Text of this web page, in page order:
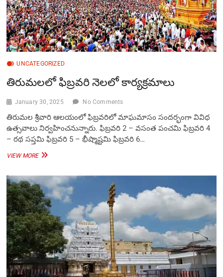
UNCATEGORIZED
తిరుమలలో ఫిబ్రవరి నెలలో కార్యక్రమాలు
January 30, 2025 No Comments
తిరుమల శ్రీవారి ఆలయంలో ఫిబ్రవరిలో మాఘమాసం సందర్భంగా వివిధ
ఉత్సవాలు నిర్వహించనున్నారు. ఫిబ్రవరి 2 – వసంత పంచమి ఫిబ్రవరి 4
– రథ సప్తమి ఫిబ్రవరి 5 – భీష్మాష్టమి ఫిబ్రవరి 6…
VIEW MOREతిరుమలలో
కార్యక్రమాలు